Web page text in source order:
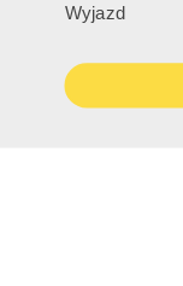
Wyjazd